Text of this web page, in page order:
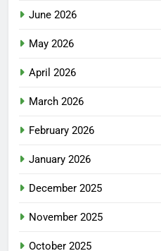
June 2026
May 2026
April 2026
March 2026
February 2026
January 2026
December 2025
November 2025
October 2025